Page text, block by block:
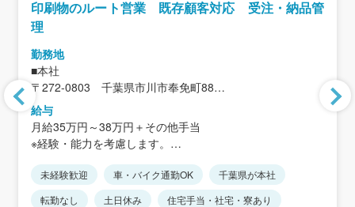
印刷物のルート営業 既存顧客対応 受注・納品管
理
勤務地
■本社
〒272-0803 千葉県市川市奉免町88
＜アクセス＞
JR武蔵野線「市川大野駅」から徒歩20分
※駅から距離があるため、車通勤が便利です
※転勤なし
※車通勤可、駐車場完備
給与
月給35万円～38万円＋その他手当
※経験・能力を考慮します。
※その他手当：禁煙手当5,000円、家族手当、携帯電話手当
15,000円など
未経験歓迎 車・バイク通勤OK
千葉県が本社
転勤なし
土日休み 住宅手当・社宅・寮あり